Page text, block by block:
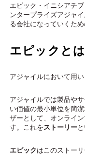
エピック・イニシアチ
ンタープライズアジャ
る会社になっていくた
エピックとは
アジャイルにおいて用い
アジャイルでは製品や
い価値の最小単位を簡
ザーとして、オンライ
す。これをストーリー
エピックはこのストー